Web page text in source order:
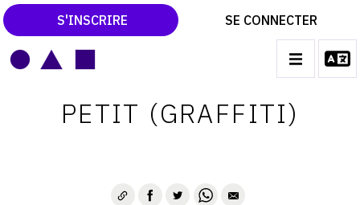
S'INSCRIRE SE CONNECTER
navigation
CATALOGUES RAISONNÉS
LES VERNISSAGES
PETIT (GRAFFITI)